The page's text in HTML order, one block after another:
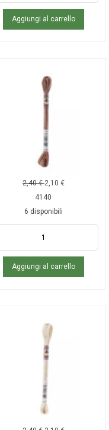
Aggiungi al carrello
2,40€ 2,10 €
4140
6 disponibili
Aggiungi al carrello